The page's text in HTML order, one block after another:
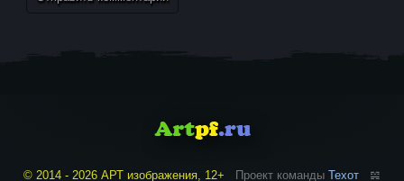
© 2014 - 2026 АРТ изображения, 12+ Проект команды Техот 𝌴